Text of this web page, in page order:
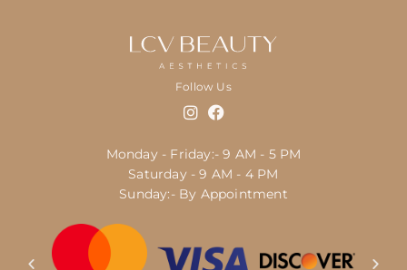
Follow Us
Monday - Friday:- 9 AM - 5 PM
Saturday - 9 AM - 4 PM
Sunday:- By Appointment